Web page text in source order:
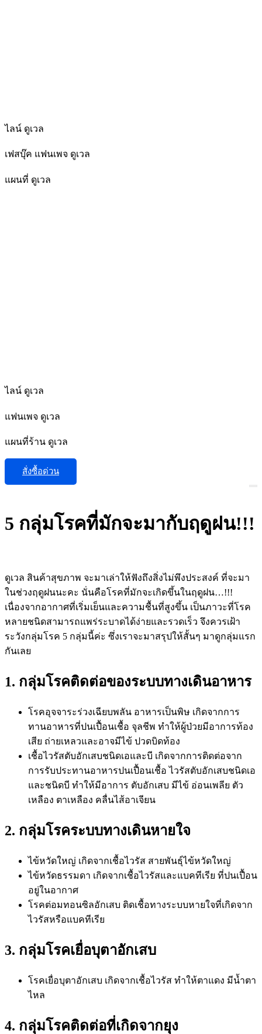
ไลน์ ดูเวล
เฟสบุ๊ค แฟนเพจ ดูเวล
แผนที่ ดูเวล
ไลน์ ดูเวล
แฟนเพจ ดูเวล
แผนที่ร้าน ดูเวล
สั่งซื้อด่วน
5 กลุ่มโรคที่มักจะมากับฤดูฝน!!!
ดูเวล สินค้าสุขภาพ จะมาเล่าให้ฟังถึงสิ่งไม่พึงประสงค์ ที่จะมา
ในช่วงฤดูฝนนะคะ นั่นคือโรคที่มักจะเกิดขึ้นในฤดูฝน…!!!
เนื่องจากอากาศที่เริ่มเย็นและความชื้นที่สูงขึ้น เป็นภาวะที่โรค
หลายชนิดสามารถแพร่ระบาดได้ง่ายและรวดเร็ว จึงควรเฝ้า
ระวังกลุ่มโรค 5 กลุ่มนี้ค่ะ ซึ่งเราจะมาสรุปให้สั้นๆ มาดูกลุ่มแรก
กันเลย
1. กลุ่มโรคติดต่อของระบบทางเดินอาหาร
โรคอุจจาระร่วงเฉียบพลัน อาหารเป็นพิษ เกิดจากการ
ทานอาหารที่ปนเปื้อนเชื้อ จุลชีพ ทำให้ผู้ป่วยมีอาการท้อง
เสีย ถ่ายเหลวและอาจมีไข้ ปวดบิดท้อง
เชื้อไวรัสตับอักเสบชนิดเอและบี เกิดจากการติดต่อจาก
การรับประทานอาหารปนเปื้อนเชื้อ ไวรัสตับอักเสบชนิดเอ
และชนิดบี ทำให้มีอาการ ตับอักเสบ มีไข้ อ่อนเพลีย ตัว
เหลือง ตาเหลือง คลื่นไส้อาเจียน
2. กลุ่มโรคระบบทางเดินหายใจ
ไข้หวัดใหญ่ เกิดจากเชื้อไวรัส สายพันธุ์ไข้หวัดใหญ่
ไข้หวัดธรรมดา เกิดจากเชื้อไวรัสและแบคทีเรีย ที่ปนเปื้อน
อยู่ในอากาศ
โรคต่อมทอนซิลอักเสบ ติดเชื้อทางระบบหายใจที่เกิดจาก
ไวรัสหรือแบคทีเรีย
3. กลุ่มโรคเยื่อบุตาอักเสบ
โรคเยื่อบุตาอักเสบ เกิดจากเชื้อไวรัส ทำให้ตาแดง มีน้ำตา
ไหล
4. กลุ่มโรคติดต่อที่เกิดจากยุง